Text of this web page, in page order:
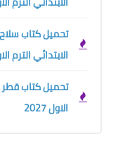
تحميل كتاب
الابتدائي الترم
تحميل كتاب قطر
الاول 2027